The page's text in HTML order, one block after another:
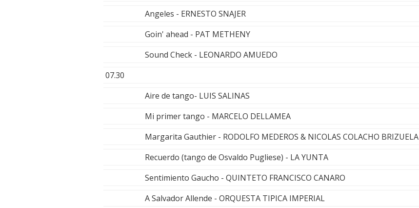
Angeles - ERNESTO SNAJER
Goin' ahead - PAT METHENY
Sound Check - LEONARDO AMUEDO
07.30
Aire de tango- LUIS SALINAS
Mi primer tango - MARCELO DELLAMEA
Margarita Gauthier - RODOLFO MEDEROS & NICOLAS COLACHO BRIZUELA
Recuerdo (tango de Osvaldo Pugliese) - LA YUNTA
Sentimiento Gaucho - QUINTETO FRANCISCO CANARO
A Salvador Allende - ORQUESTA TIPICA IMPERIAL